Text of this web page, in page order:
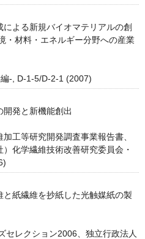
よる新規バイオマテリアルの創
・材料・エネルギー分野への産業
-, D-1-5/D-2-1 (2007)
発と新機能創出
工等研究開発調査事業報告書、
化学繊維技術改善研究委員会・
紙繊維を抄紙した光触媒紙の製
セレクション2006、独立行政法人